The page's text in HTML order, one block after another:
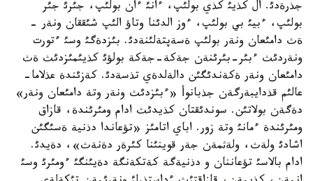
جذرةدئ. ال كذيئ كذي بولئپ، ءانئ ءان بولئپ، جئرئ جئر
بولئپ، ءبيئ بي بولئپ، ءوز الدئنا وتاؤ الئپ شئققان ونةر -
ةث دامئعان ونةر بولئپ ةسةپتةلئنةدئ. بئزدةگئ وسئ ءتورت
ونةردئث ءبئر-بئرئنةن جةكة-جةكة بولؤئ كذيئمئزدئث ةث
دامئعان ونةر ةكةندئگئن دالةلدةي تذسةدئ. كةزئندة عذلاما-
عالئم قذدايبةرگةن جذبانوأ «ءبئزدئث ونةر وتة دامئعان ونةر»
دةگةن بولاتئن. سوندئقتان كذيدئث ادام ومئرئندة، قازاق
ومئرئندة ءمانئ وتة زور. اباي اتامئز «تؤعاندا دذنية ةسئگئن
اشادئ ولةث، ولةثمةن جةر قوينئنا كئرةر دةنةث»، دةيدئ.
ادام بالاسئ تؤعاننان و دذنيةگة كةتكةنگة دةيئنگئ ءومئرئ وسئ